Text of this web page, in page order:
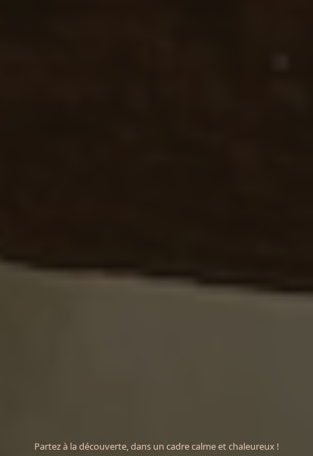
Partez à la découverte, dans un cadre calme et chaleureux !